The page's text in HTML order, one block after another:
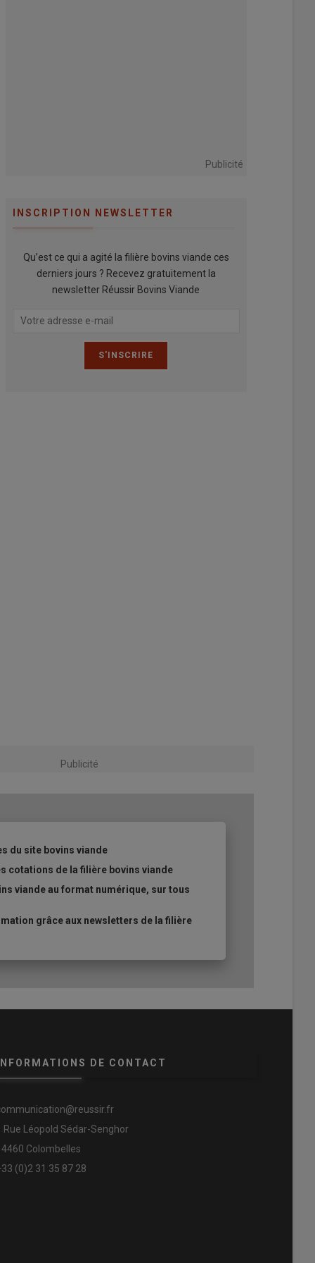
Publicité
INSCRIPTION NEWSLETTER
Qu’est ce qui a agité la filière bovins viande ces
derniers jours ? Recevez gratuitement la
newsletter Réussir Bovins Viande
Publicité
du site bovins viande
cotations de la filière bovins viande
viande au format numérique, sur tous
grâce aux newsletters de la filière
INFORMATIONS DE CONTACT
Rue Léopold Sédar-Senghor
Colombelles
(0)2 31 35 87 28